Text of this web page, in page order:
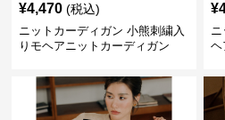
¥4,470 (税込)
ニットカーディガン 小熊刺繍入
りモヘアニットカーディガン
¥
ヘ